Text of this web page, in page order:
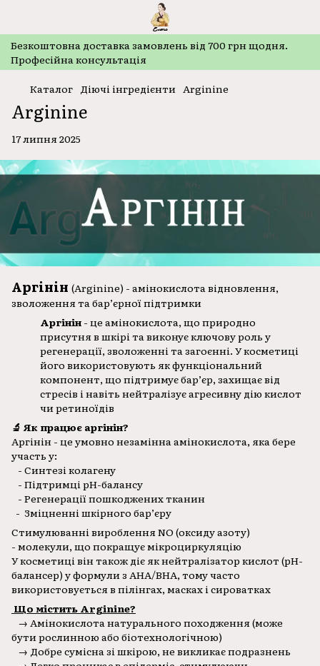
Безкоштовнa доставка замовлень від 700 грн щодня.
Професійна консультація
Каталог Діючі інгредієнти Arginine
Arginine
17 липня 2025
Аргінін (Arginine) - амінокислота відновлення,
зволоження та бар’єрної підтримки
Аргінін - це амінокислота, що природно
присутня в шкірі та виконує ключову роль у
регенерації, зволоженні та загоєнні. У косметиці
його використовують як функціональний
компонент, що підтримує бар’єр, захищає від
стресів і навіть нейтралізує агресивну дію кислот
чи ретиноїдів
🔬 Як працює аргінін?
Аргінін - це умовно незамінна амінокислота, яка бере
участь у:
- Синтезі колагену
- Підтримці pH-балансу
- Регенерації пошкоджених тканин
- Зміцненні шкірного бар’єру
Стимулюванні вироблення NO (оксиду азоту)
- молекули, що покращує мікроциркуляцію
У косметиці він також діє як нейтралізатор кислот (pH-
балансер) у формули з AHA/BHA, тому часто
використовується в пілінгах, масках і сироватках
Що містить Arginine?
→ Амінокислота натурального походження (може
бути рослинною або біотехнологічною)
→ Добре сумісна зі шкірою, не викликає подразнень